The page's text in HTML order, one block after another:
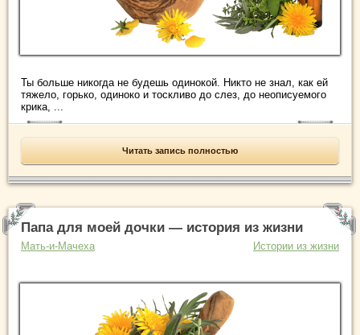
Ты больше никогда не будешь одинокой. Никто не знал, как ей
тяжело, горько, одиноко и тоскливо до слез, до неописуемого
крика, ...
Читать запись полностью
Папа для моей дочки — история из жизни
Мать-и-Мачеха Истории из жизни